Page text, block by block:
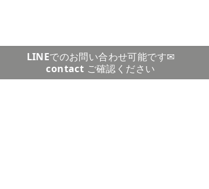
LINEでのお問い合わせ可能です✉
contact ご確認ください